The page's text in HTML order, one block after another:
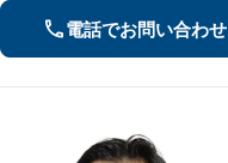
電話でお問い合わせ